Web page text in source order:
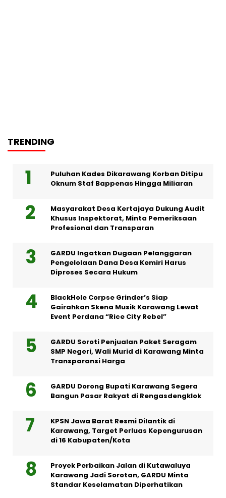
TRENDING
Puluhan Kades Dikarawang Korban Ditipu
Oknum Staf Bappenas Hingga Miliaran
Masyarakat Desa Kertajaya Dukung Audit
Khusus Inspektorat, Minta Pemeriksaan
Profesional dan Transparan
GARDU Ingatkan Dugaan Pelanggaran
Pengelolaan Dana Desa Kemiri Harus
Diproses Secara Hukum
BlackHole Corpse Grinder’s Siap
Gairahkan Skena Musik Karawang Lewat
Event Perdana “Rice City Rebel”
GARDU Soroti Penjualan Paket Seragam
SMP Negeri, Wali Murid di Karawang Minta
Transparansi Harga
GARDU Dorong Bupati Karawang Segera
Bangun Pasar Rakyat di Rengasdengklok
KPSN Jawa Barat Resmi Dilantik di
Karawang, Target Perluas Kepengurusan
di 16 Kabupaten/Kota
Proyek Perbaikan Jalan di Kutawaluya
Karawang Jadi Sorotan, GARDU Minta
Standar Keselamatan Diperhatikan